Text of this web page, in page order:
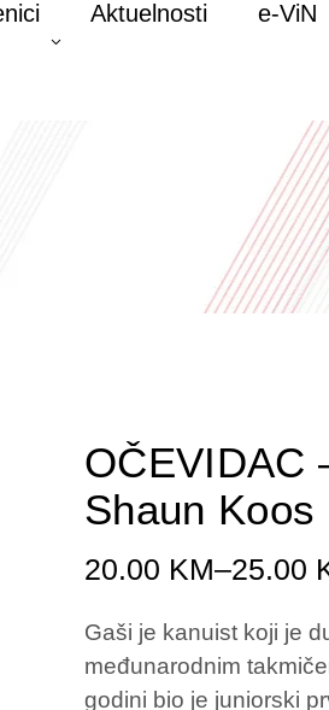
Aktuelnosti e-ViN
OČEVIDAC
Shaun Koos
20.00 KM–25.00
Gaši je kanuist koji je
međunarodnim
godini bio je juniorski